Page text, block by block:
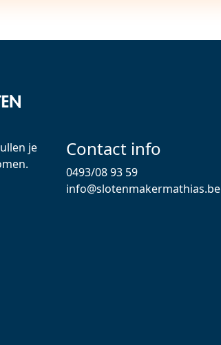
je
Contact info
0493/08 93 59
info@slotenmakermathias.be